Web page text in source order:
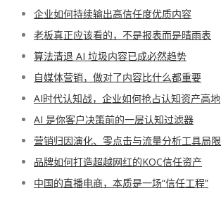
企业如何持续输出高信任度优质内容
老板真正应该看的，不是报表而是晴雨表
算法清退 AI 垃圾内容已成必然趋势
自媒体营销，做对了内容比什么都重要
AI时代认知战，企业如何抢占认知资产高地
AI 是你客户决策前的一层认知过滤器
营销归因演化、零点击与流量分析工具局限
品牌如何打造超越网红的KOC信任资产
中国的直播电商，本质是一场“信任工程”